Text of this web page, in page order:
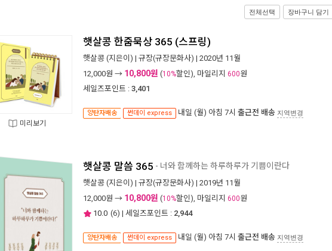
전체선택 장바구니 담기
미리보기
햇살콩 한줌묵상 365 (스프링)
햇살콩 (지은이) | 규장(규장문화사) | 2020년 11월
12,000원 → 10,800원 (10%할인), 마일리지 600원
세일즈포인트 : 3,401
양탄자배송 썬데이 express 내일 (월) 아침 7시 출근전 배송 지역변경
햇살콩 말씀 365 - 너와 함께하는 하루하루가 기쁨이란다
햇살콩 (지은이) | 규장(규장문화사) | 2019년 11월
12,000원 → 10,800원 (10%할인), 마일리지 600원
10.0 (6) | 세일즈포인트 : 2,944
양탄자배송 썬데이 express 내일 (월) 아침 7시 출근전 배송 지역변경